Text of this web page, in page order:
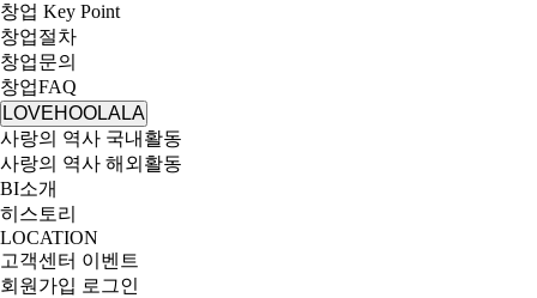
창업 Key Point
창업절차
창업문의
창업FAQ
LOVEHOOLALA
사랑의 역사 국내활동
사랑의 역사 해외활동
BI소개
히스토리
LOCATION
고객센터 이벤트
회원가입 로그인